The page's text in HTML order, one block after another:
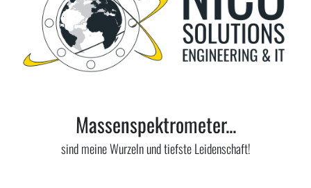
Massenspektrometer...
sind meine Wurzeln und tiefste Leidenschaft!